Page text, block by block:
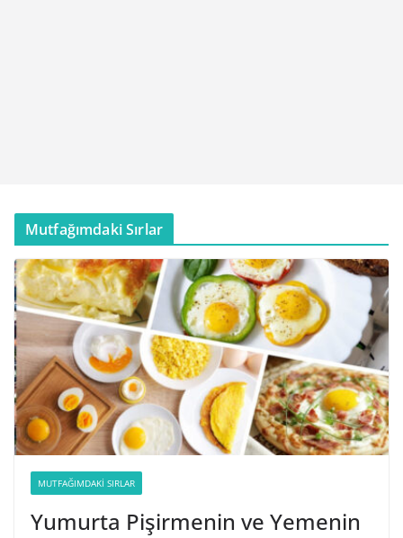
Mutfağımdaki Sırlar
MUTFAĞIMDAKI SIRLAR
Yumurta Pişirmenin ve Yemenin